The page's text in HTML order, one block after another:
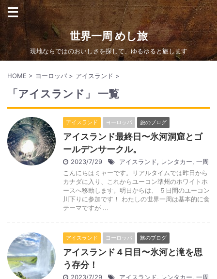
世界一周 めし旅
現地ならではのおいしさを探して、ゆるゆると旅します
HOME > ヨーロッパ > アイスランド >
「アイスランド」 一覧
アイスランド ヨーロッパ 旅のブログ
アイスランド最終日〜氷河洞窟とゴ
ールデンサークル。
2023/7/29 アイスランド, レンタカー, 一周
こんにちはミャーです。リアルタイムでは昨日から
カナダに入り、これからユーコン準州のホワイトホ
ースへ移動します。明日からは、 ５日間のユーコン
川下りに参加です！ わたしの世界一周は基本的に食
テーマですが ...
アイスランド ヨーロッパ 旅のブログ
アイスランド４日目〜氷河と滝を思
う存分！
2023/7/29 アイスランド, レンタカー, 一周